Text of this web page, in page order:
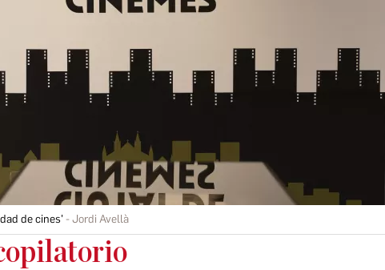
de cines' Jordi Avellà